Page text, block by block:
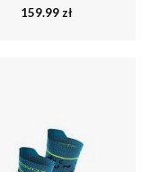
159.99 zł